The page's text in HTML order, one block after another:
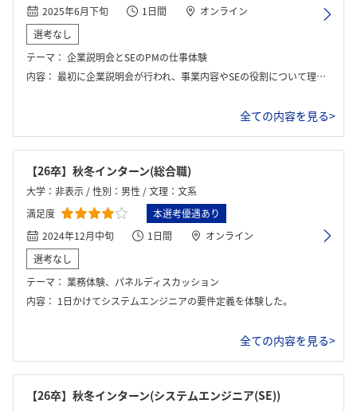
2025年6月下旬
1日間
オンライン
選考なし
テーマ： 企業説明会とSEのPMの仕事体験
内容： 最初に企業説明会が行われ、事業内容やSEの役割について理解を深めた。その後、PMの仕事体験として、あるプロジェクトを題材に期間と工程を踏まえ、どの工程を優先すべきかを検討するワークに取り組んだ。グループで議論を進め、限られた条件の中で最適な判断を下す難しさと、チームで意思決定を行う重要性を学んだ。
全ての内容を見る>
【26卒】秋冬インターン(総合職)
大学：非表示 / 性別：男性 / 文理：文系
満足度
本選考優遇あり
2024年12月中旬
1日間
オンライン
選考なし
テーマ： 業務体験、パネルディスカッション
内容： 1日かけてシステムエンジニアの要件定義を体験した。
全ての内容を見る>
【26卒】秋冬インターン(システムエンジニア(SE))